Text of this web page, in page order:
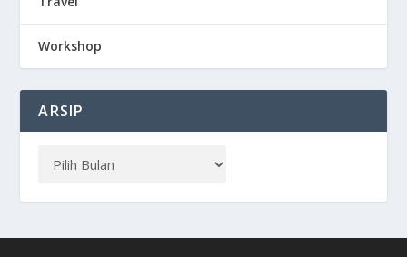
Workshop
ARSIP